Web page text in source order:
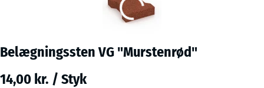
Belægningssten VG "Murstenrød"
14,00 kr. / Styk